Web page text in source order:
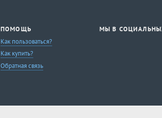
ПОМОЩЬ
Как пользоваться?
Как купить?
Обратная связь
МЫ В